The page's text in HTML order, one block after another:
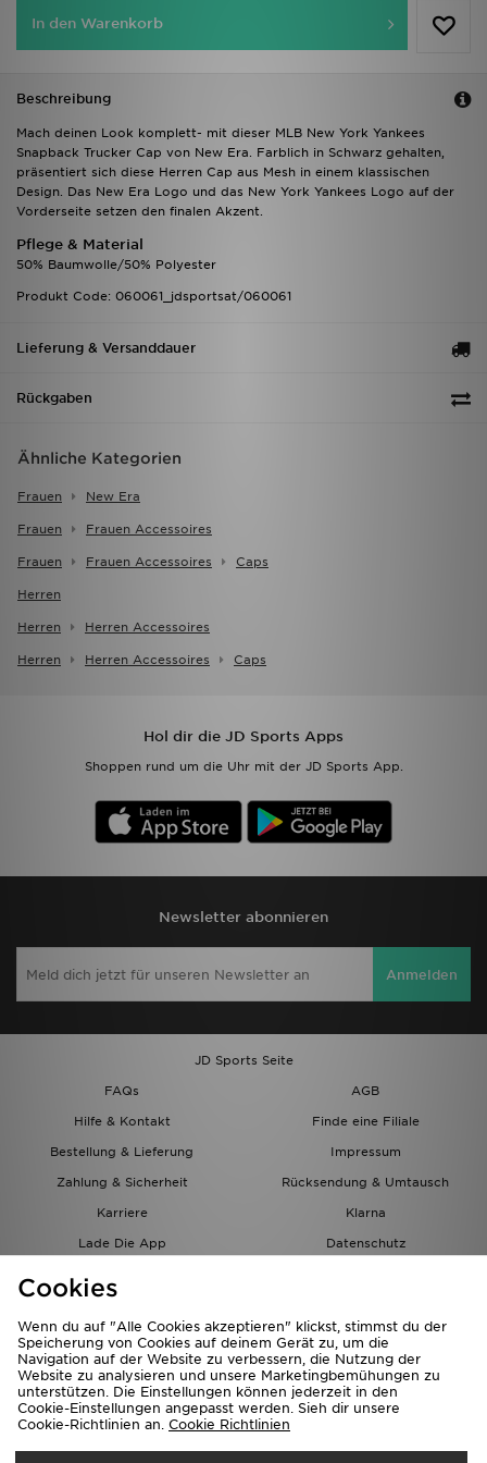
In den Warenkorb
Beschreibung
Mach deinen Look komplett- mit dieser MLB New York Yankees
Snapback Trucker Cap von New Era. Farblich in Schwarz gehalten,
präsentiert sich diese Herren Cap aus Mesh in einem klassischen
Design. Das New Era Logo und das New York Yankees Logo auf der
Vorderseite setzen den finalen Akzent.
Pflege & Material
50% Baumwolle/50% Polyester
Produkt Code: 060061_jdsportsat/060061
Lieferung & Versanddauer
Rückgaben
Ähnliche Kategorien
Frauen New Era
Frauen Frauen Accessoires
Frauen Frauen Accessoires Caps
Herren
Herren Herren Accessoires
Herren Herren Accessoires Caps
Hol dir die JD Sports Apps
Shoppen rund um die Uhr mit der JD Sports App.
Newsletter abonnieren
Anmelden
JD Sports Seite
FAQs
AGB
Hilfe & Kontakt
Finde eine Filiale
Bestellung & Lieferung
Impressum
Zahlung & Sicherheit
Rücksendung & Umtausch
Karriere
Klarna
Lade Die App
Datenschutz
Lieferung Nach
Cookies
Wenn du auf "Alle Cookies akzeptieren" klickst, stimmst du der
Speicherung von Cookies auf deinem Gerät zu, um die
Navigation auf der Website zu verbessern, die Nutzung der
Website zu analysieren und unsere Marketingbemühungen zu
unterstützen. Die Einstellungen können jederzeit in den
Cookie-Einstellungen angepasst werden. Sieh dir unsere
Cookie-Richtlinien an. Cookie Richtlinien